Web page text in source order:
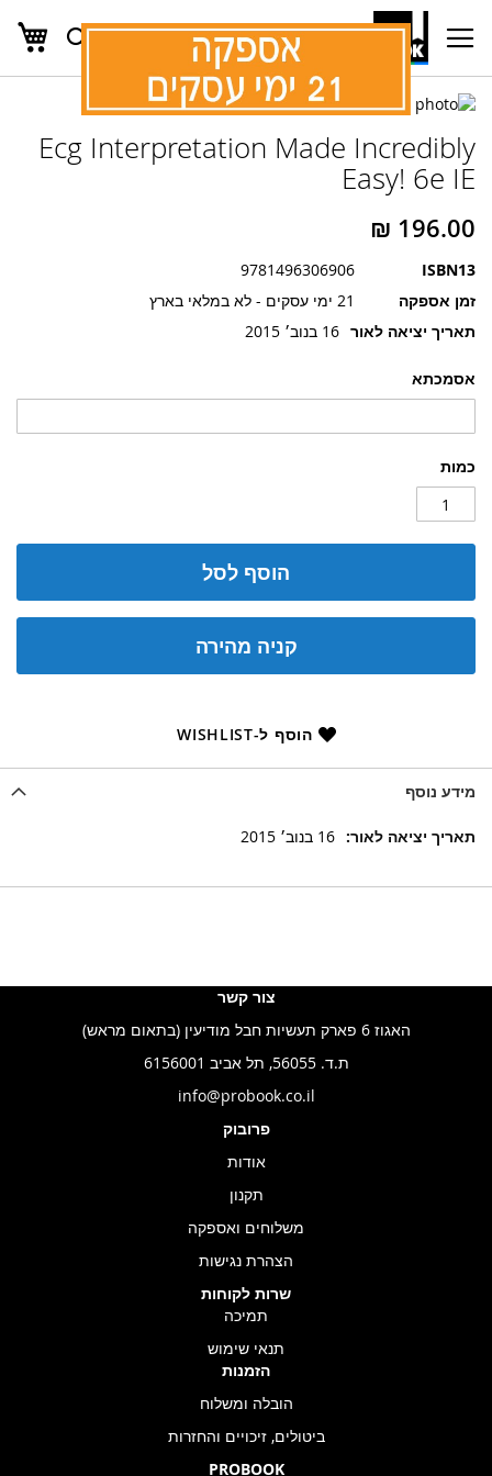
Skip
Content
חפש
אסמכתא
כמות
הוסף לסל
קניה מהירה
הוסף ל-WISHLIST
Ecg Interpretation Made Incredibly
Easy! 6e IE
ISBN13
9781496306906
זמן אספקה
21 ימי עסקים - לא במלאי בארץ
תאריך יציאה לאור 16 בנוב׳ 2015
לדלג
של
גלריית
תמונות
להתחלה
של
גלריית
מידע נוסף
מידע
16 בנוב׳ 2015
צור קשר
האגוז 6 פארק תעשיות חבל מודיעין (בתאום מראש)
ת.ד. 56055, תל אביב 6156001
info@probook.co.il
פרובוק
אודות
תקנון
משלוחים ואספקה
הצהרת נגישות
שרות לקוחות
תמיכה
תנאי שימוש
הזמנות
הובלה ומשלוח
ביטולים, זיכויים והחזרות
PROBOOK